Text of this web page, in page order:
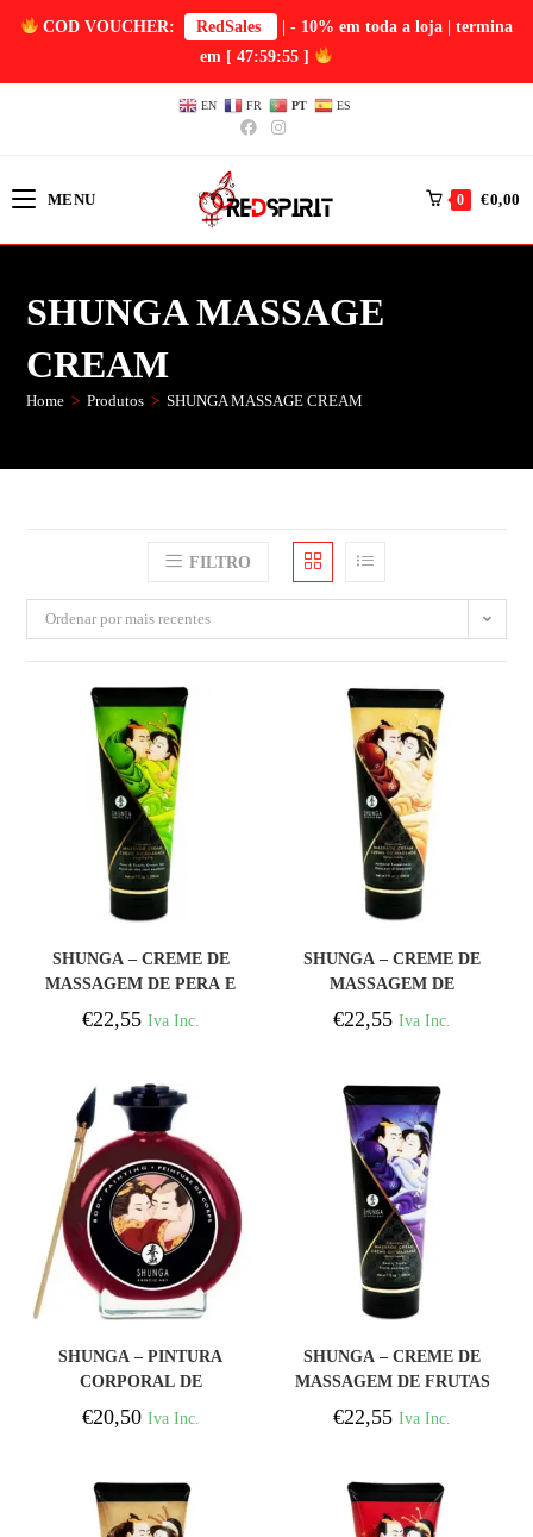
COD VOUCHER: RedSales
| - 10% em toda a loja | termina
em [ 47:59:55 ]
EN FR PT ES
MENU 0 €0,00
SHUNGA MASSAGE
CREAM
Home > Produtos > SHUNGA MASSAGE CREAM
FILTRO
Ordenar por mais recentes
SHUNGA – CREME DE
MASSAGEM DE PERA E
CHÁ VERDE 200 ML
€22,55 Iva Inc.
SHUNGA – CREME DE
MASSAGEM DE
AMÊNDOA DOCE 200 ML
€22,55 Iva Inc.
SHUNGA – PINTURA
CORPORAL DE
MORANGO E CAVA
€20,50 Iva Inc.
SHUNGA – CREME DE
MASSAGEM DE FRUTAS
EXÓTICAS 200 ML
€22,55 Iva Inc.